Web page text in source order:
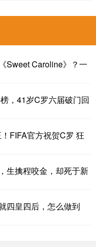
Sweet Caroline》？一
，41岁C罗六届破门回
FIFA官方祝贺C罗 狂
生擒程咬金，却死于新
四皇四后，怎么做到